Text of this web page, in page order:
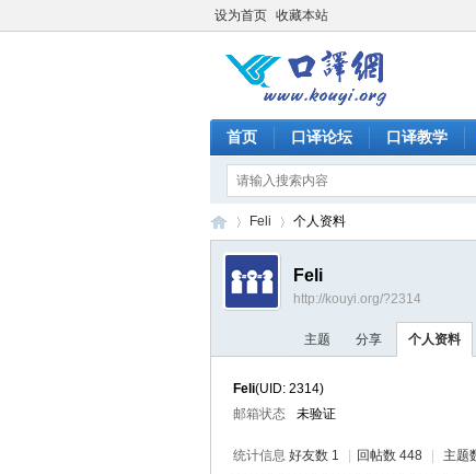
设为首页 收藏本站
首页 口译论坛 口译教学
›
Feli
›
个人资料
Feli
http://kouyi.org/?2314
主题 分享 个人资料
Feli(UID: 2314)
邮箱状态
未验证
统计信息 好友数 1 回帖数 448 主题